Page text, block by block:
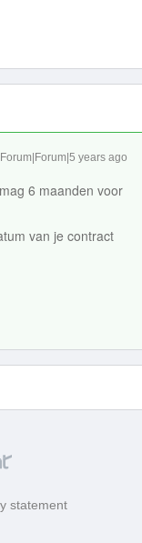
Forum|Forum|5 years ago
6 maanden voor
van je contract
statement